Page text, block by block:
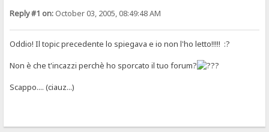
Reply #1 on: October 03, 2005, 08:49:48 AM
Oddio! Il topic precedente lo spiegava e io non l'ho letto!!!!! :?
Non è che t'incazzi perchè ho sporcato il tuo forum?
Scappo.... (ciauz...)